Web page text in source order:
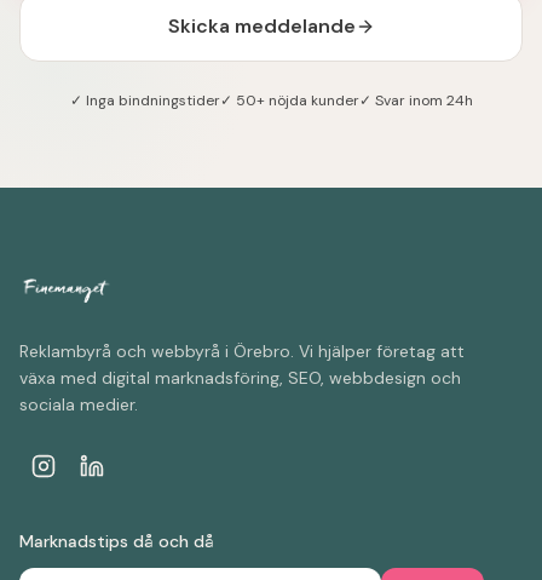
Skicka meddelande
✓ Inga bindningstider✓ 50+ nöjda kunder✓ Svar inom 24h
Reklambyrå och webbyrå i Örebro. Vi hjälper företag att
växa med digital marknadsföring, SEO, webbdesign och
sociala medier.
Marknadstips då och då